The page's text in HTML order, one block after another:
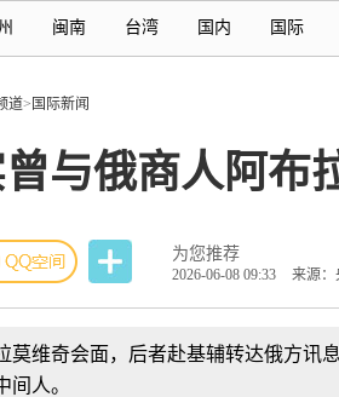
闽南 台湾 国内 国际
道> 国际新闻
与俄商人阿布
为您推荐
2026-06-08 09:33 来源：
莫维奇会面，后者赴基辅转达俄方讯
人。